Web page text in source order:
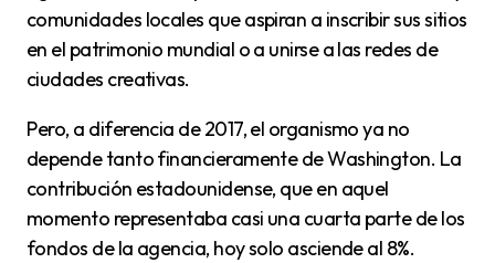
comunidades locales que aspiran a inscribir sus sitios
en el patrimonio mundial o a unirse a las redes de
ciudades creativas.
Pero, a diferencia de 2017, el organismo ya no
depende tanto financieramente de Washington. La
contribución estadounidense, que en aquel
momento representaba casi una cuarta parte de los
fondos de la agencia, hoy solo asciende al 8%.